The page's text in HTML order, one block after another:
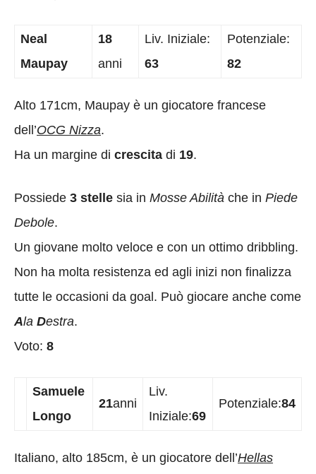
Neal
Maupay
18
anni
Liv. Iniziale:
63
Potenziale:
82
Alto 171cm, Maupay è un giocatore francese
dell’OCG Nizza.
Ha un margine di crescita di 19.
Possiede 3 stelle sia in Mosse Abilità che in Piede
Debole.
Un giovane molto veloce e con un ottimo dribbling.
Non ha molta resistenza ed agli inizi non finalizza
tutte le occasioni da goal. Può giocare anche come
Ala Destra.
Voto: 8
Samuele
Longo
21anni
Liv.
Iniziale:69
Potenziale:84
Italiano, alto 185cm, è un giocatore dell’Hellas